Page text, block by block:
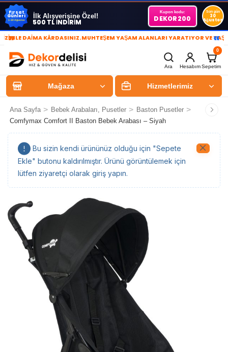
Fırsat
Günleri
1-30 Ağustos
İlk Alışverişine Özel!
500 TL İNDİRİM
Kupon kodu:
DEKOR200
Son gün
30
Ağustos
»DAİMA KÂRDASINIZ.MUHTEŞEM YAŞAM ALANLARI YARATIYOR VE «
Ara Hesabım
0
Sepetim
Mağaza Hizmetlerimiz
Ana Sayfa > Bebek Arabaları, Pusetler > Baston Pusetler >
Comfymax Comfort II Baston Bebek Arabası – Siyah
Bu sizin kendi ürününüz olduğu için "Sepete
Ekle" butonu kaldırılmıştır. Ürünü görüntülemek için
lütfen ziyaretçi olarak giriş yapın.